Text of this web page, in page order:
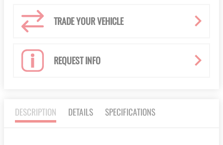
TRADE YOUR VEHICLE
REQUEST INFO
DESCRIPTION DETAILS SPECIFICATIONS